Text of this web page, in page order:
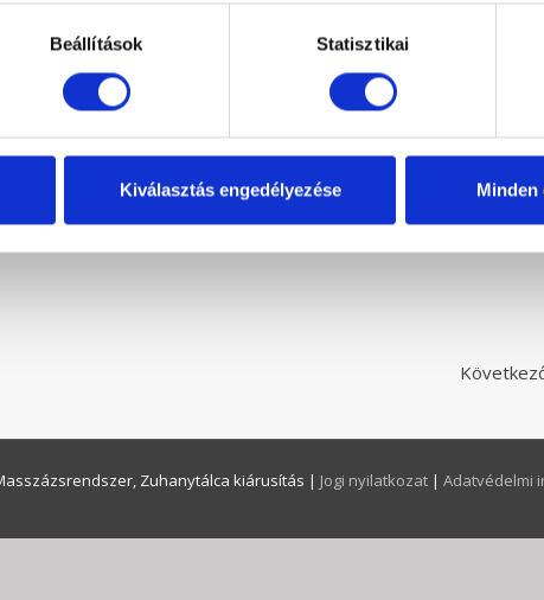
Beállítások Statisztikai
Kiválasztás engedélyezése Minden
Black KDJ I Factory 80×80
Ft
price
was:
price
is:
Radaway Furo Brushed Nickel Walk-in
282 500 Ft
was:
165 000 Ft
is:
Zuhanytálca kiárusítás | Jogi nyilatkozat | Adatvédelmi